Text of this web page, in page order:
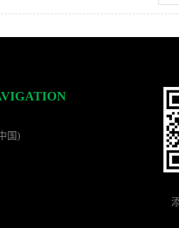
国)